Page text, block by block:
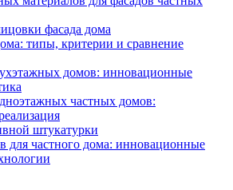
фасада дома
типы, критерии и сравнение
домов: инновационные
частных домов:
штукатурки
для частного дома: инновационные